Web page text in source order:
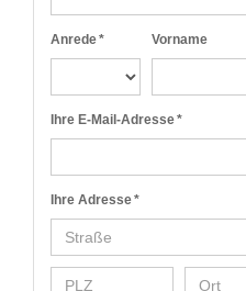
Anrede * Vorname
Ihre E-Mail-Adresse *
Ihre Adresse *